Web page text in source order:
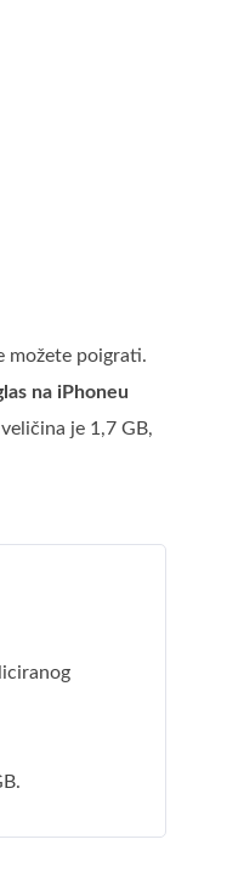
možete poigrati.
na iPhoneu
je 1,7 GB,